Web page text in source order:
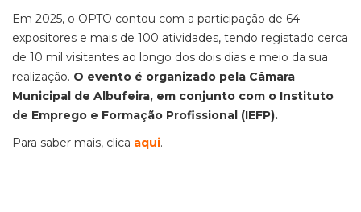
Em 2025, o OPTO contou com a participação de 64
expositores e mais de 100 atividades, tendo registado cerca
de 10 mil visitantes ao longo dos dois dias e meio da sua
realização. O evento é organizado pela Câmara
Municipal de Albufeira, em conjunto com o Instituto
de Emprego e Formação Profissional (IEFP).
Para saber mais, clica aqui.